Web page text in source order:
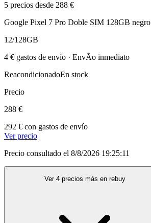
5 precios desde 288 €
Google Pixel 7 Pro Doble SIM 128GB negro
12/128GB
4 € gastos de envío · EnvÃ­o inmediato
ReacondicionadoEn stock
Precio
288 €
292 € con gastos de envío
Ver precio
Precio consultado el 8/8/2026 19:25:11
Ver 4 precios más en rebuy